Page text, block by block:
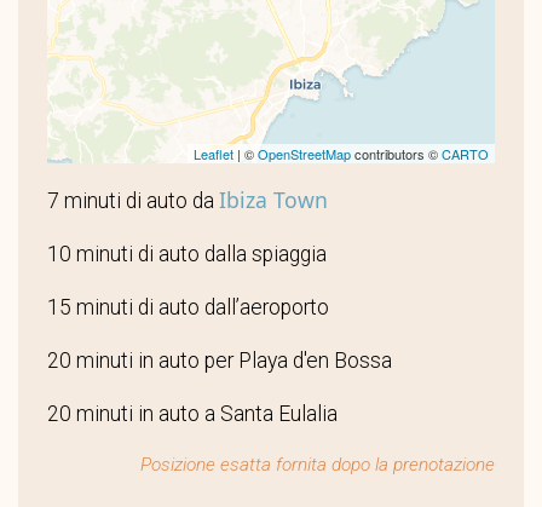
Leaflet | ©OpenStreetMapcontributors ©CARTO
7 minuti di auto da Ibiza Town
10 minuti di auto dalla spiaggia
15 minuti di auto dall’aeroporto
20 minuti in auto per Playa d'en Bossa
20 minuti in auto a Santa Eulalia
Posizione esatta fornita dopo la prenotazione